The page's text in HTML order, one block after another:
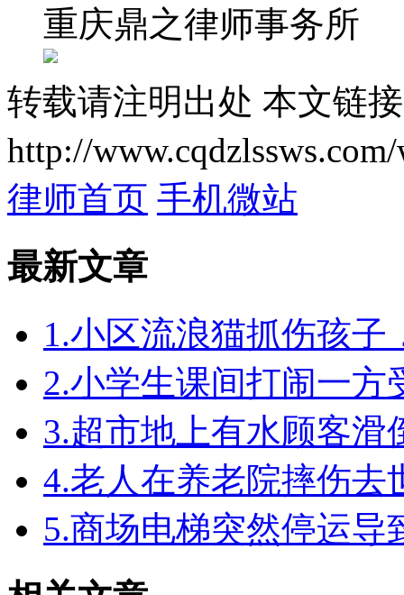
重庆鼎之律师事务所
转载请注明出处 本文链
http://
律师首页 手机微站
最新文章
1.小区流浪猫抓伤孩子
2.小学生课间打闹一
3.超市地上有水顾客
4.老人在养老院摔伤去
5.商场电梯突然停运